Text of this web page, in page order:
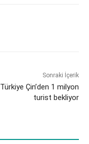
Sonraki İçerik
Türkiye Çin’den 1 milyon
turist bekliyor